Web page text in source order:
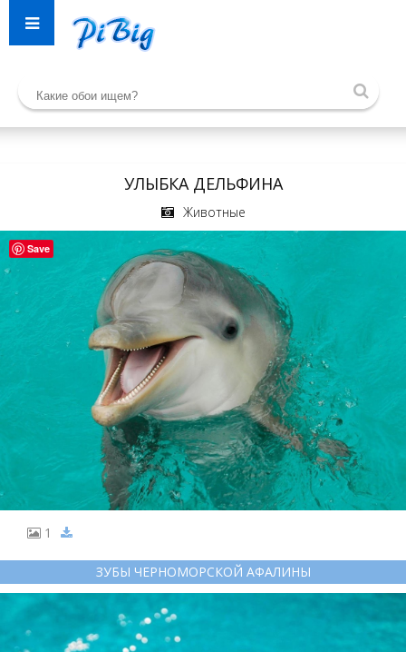
УЛЫБКА ДЕЛЬФИНА
Животные
1
ЗУБЫ ЧЕРНОМОРСКОЙ АФАЛИНЫ
Save